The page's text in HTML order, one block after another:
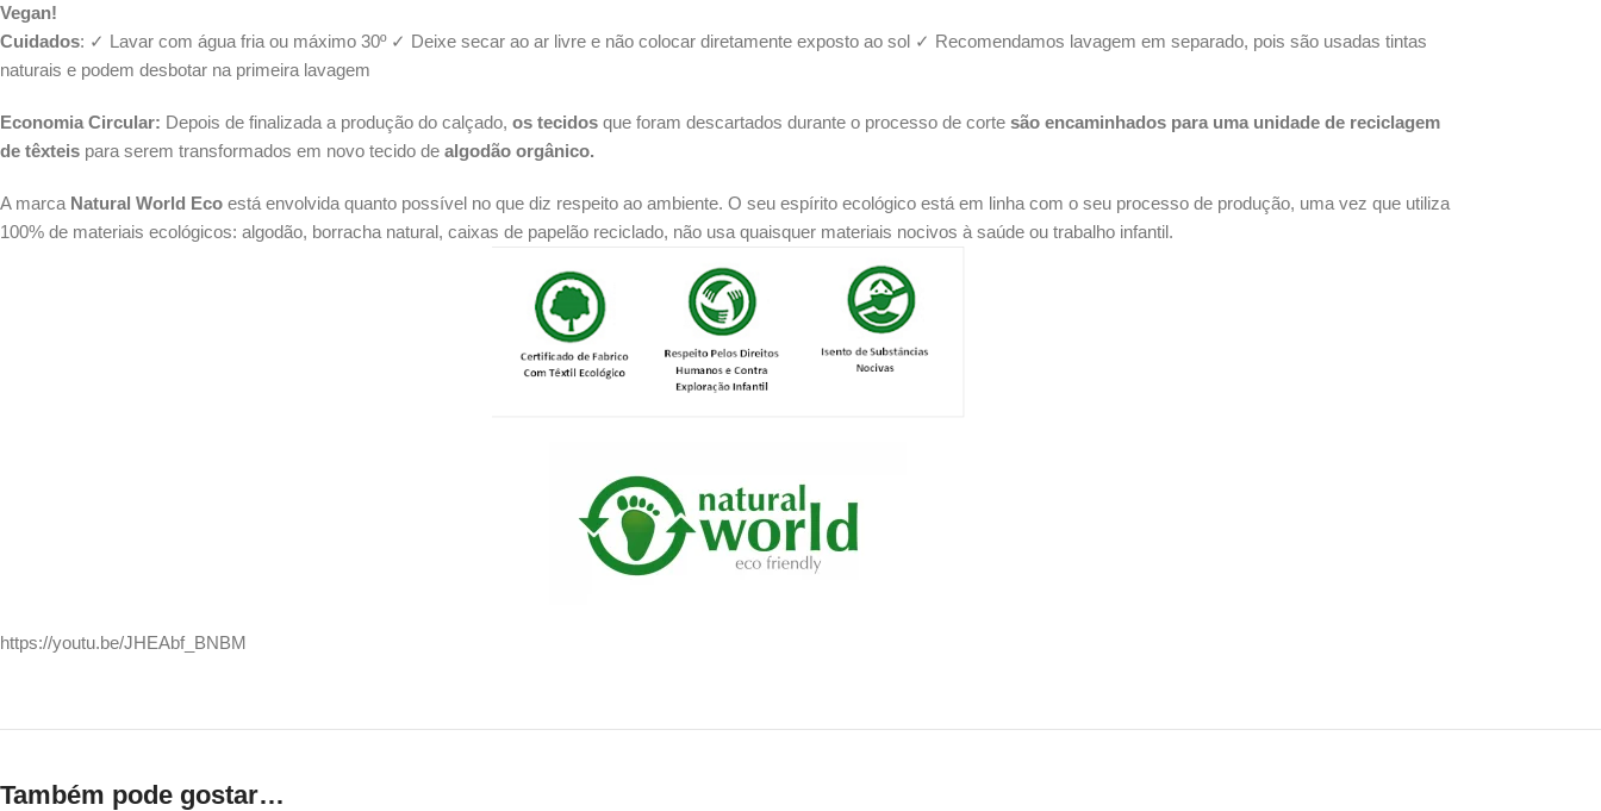
Vegan!
Cuidados: ✓ Lavar com água fria ou máximo 30º ✓ Deixe secar ao ar livre e não colocar diretamente exposto ao sol ✓ Recomendamos lavagem em separado, pois são usadas tintas
naturais e podem desbotar na primeira lavagem
Economia Circular: Depois de finalizada a produção do calçado, os tecidos que foram descartados durante o processo de corte são encaminhados para uma unidade de reciclagem
de têxteis para serem transformados em novo tecido de algodão orgânico.
A marca Natural World Eco está envolvida quanto possível no que diz respeito ao ambiente. O seu espírito ecológico está em linha com o seu processo de produção, uma vez que utiliza
100% de materiais ecológicos: algodão, borracha natural, caixas de papelão reciclado, não usa quaisquer materiais nocivos à saúde ou trabalho infantil.
https://youtu.be/JHEAbf_BNBM
Também pode gostar…